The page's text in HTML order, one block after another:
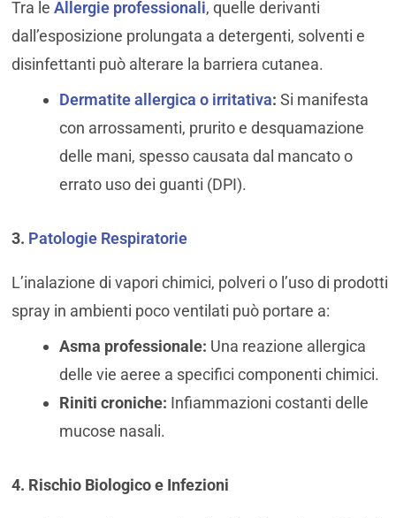
Tra le Allergie professionali, quelle derivanti
dall’esposizione prolungata a detergenti, solventi e
disinfettanti può alterare la barriera cutanea.
Dermatite allergica o irritativa: Si manifesta
con arrossamenti, prurito e desquamazione
delle mani, spesso causata dal mancato o
errato uso dei guanti (DPI).
3. Patologie Respiratorie
L’inalazione di vapori chimici, polveri o l’uso di prodotti
spray in ambienti poco ventilati può portare a:
Asma professionale: Una reazione allergica
delle vie aeree a specifici componenti chimici.
Riniti croniche: Infiammazioni costanti delle
mucose nasali.
4. Rischio Biologico e Infezioni